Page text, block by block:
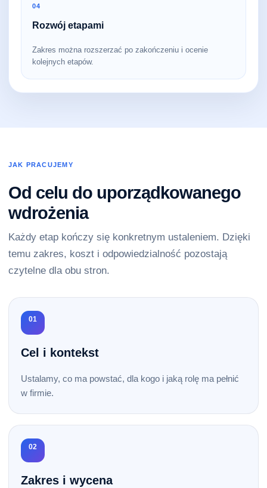
04
Rozwój etapami
Zakres można rozszerzać po zakończeniu i ocenie
kolejnych etapów.
JAK PRACUJEMY
Od celu do uporządkowanego
wdrożenia
Każdy etap kończy się konkretnym ustaleniem. Dzięki
temu zakres, koszt i odpowiedzialność pozostają
czytelne dla obu stron.
01
Cel i kontekst
Ustalamy, co ma powstać, dla kogo i jaką rolę ma pełnić
w firmie.
02
Zakres i wycena